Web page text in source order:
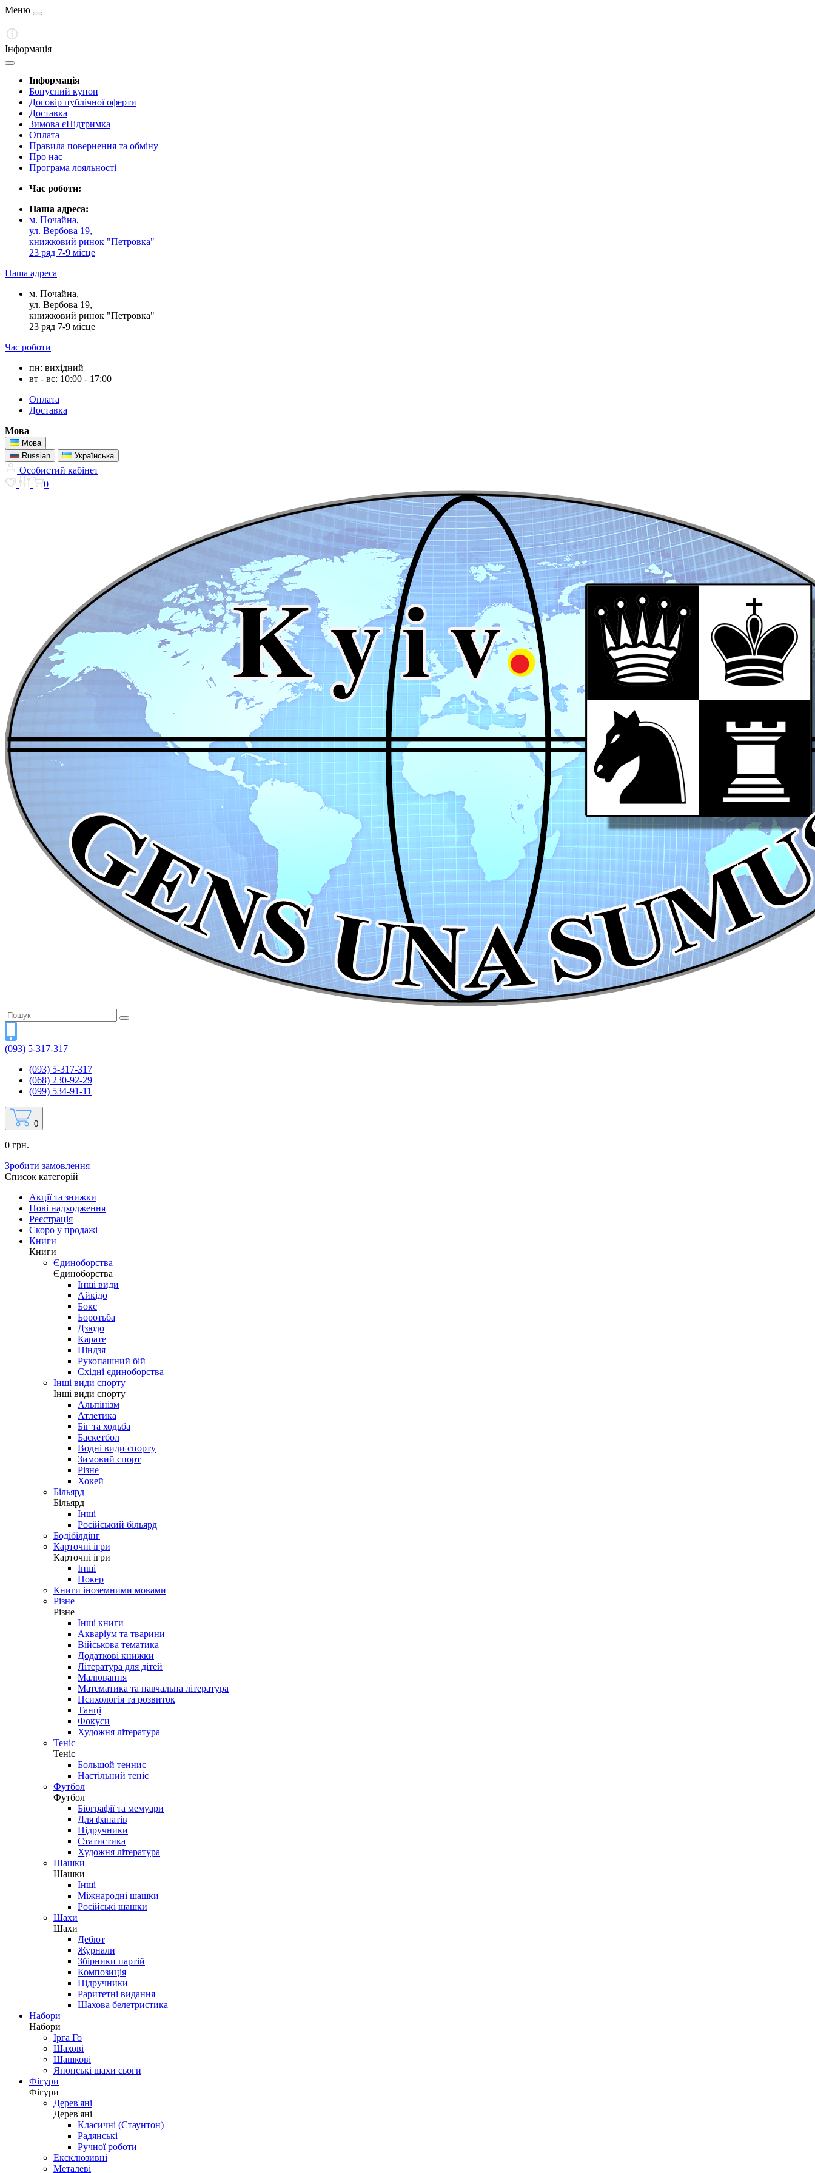
Меню
Інформація
Інформація
Бонусний купон
Договір публічної оферти
Доставка
Зимова єПідтримка
Оплата
Правила повернення та обміну
Про нас
Програма лояльності
Час роботи:
Наша адреса:
м. Почайна,
ул. Вербова 19,
книжковий ринок "Петровка"
23 ряд 7-9 місце
Наша адреса
м. Почайна,
ул. Вербова 19,
книжковий ринок "Петровка"
23 ряд 7-9 місце
Час роботи
пн: вихідний
вт - вс: 10:00 - 17:00
Оплата
Доставка
Мова
Мова
Russian
Українська
Особистий кабінет
0
(093) 5-317-317
(093) 5-317-317
(068) 230-92-29
(099) 534-91-11
0
0 грн.
Зробити замовлення
Список категорій
Акції та знижки
Нові надходження
Реєстрація
Скоро у продажі
Книги
Книги
Єдиноборства
Єдиноборства
Інші види
Айкідо
Бокс
Боротьба
Дзюдо
Карате
Ніндзя
Рукопашний бій
Східні єдиноборства
Інші види спорту
Інші види спорту
Альпінізм
Атлетика
Біг та ходьба
Баскетбол
Водні види спорту
Зимовий спорт
Різне
Хокей
Більярд
Більярд
Інші
Російський більярд
Бодібілдінг
Карточні ігри
Карточні ігри
Інші
Покер
Книги іноземними мовами
Різне
Різне
Інші книги
Акваріум та тварини
Військова тематика
Додаткові книжки
Література для дітей
Малювання
Математика та навчальна література
Психологія та розвиток
Танці
Фокуси
Художня література
Теніс
Теніс
Большой теннис
Настільний теніс
Футбол
Футбол
Біографії та мемуари
Для фанатів
Підручники
Статистика
Художня література
Шашки
Шашки
Інші
Міжнародні шашки
Російські шашки
Шахи
Шахи
Дебют
Журнали
Збірники партій
Композиція
Підручники
Раритетні видання
Шахова белетристика
Набори
Набори
Ірга Го
Шахові
Шашкові
Японські шахи сьоги
Фігури
Фігури
Дерев'яні
Дерев'яні
Класичні (Стаунтон)
Радянські
Ручної роботи
Ексклюзивні
Металеві